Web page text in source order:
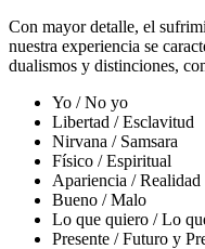
Con mayor detalle, el
nuestra experiencia se
dualismos y distinciones,
Yo / No yo
Libertad / Esclavitud
Nirvana / Samsara
Físico / Espiritual
Apariencia / Realidad
Bueno / Malo
Lo que quiero / Lo
Presente / Futuro y